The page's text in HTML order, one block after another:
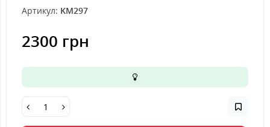
Артикул: KM297
2300 грн